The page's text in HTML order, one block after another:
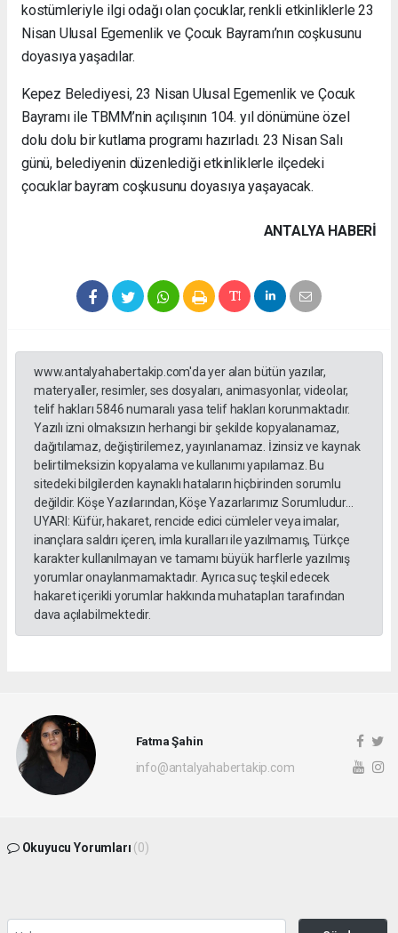
kostümleriyle ilgi odağı olan çocuklar, renkli etkinliklerle 23
Nisan Ulusal Egemenlik ve Çocuk Bayramı’nın coşkusunu
doyasıya yaşadılar.
Kepez Belediyesi, 23 Nisan Ulusal Egemenlik ve Çocuk
Bayramı ile TBMM’nin açılışının 104. yıl dönümüne özel
dolu dolu bir kutlama programı hazırladı. 23 Nisan Salı
günü, belediyenin düzenlediği etkinliklerle ilçedeki
çocuklar bayram coşkusunu doyasıya yaşayacak.
ANTALYA HABERİ
www.antalyahabertakip.com'da yer alan bütün yazılar,
materyaller, resimler, ses dosyaları, animasyonlar, videolar,
telif hakları 5846 numaralı yasa telif hakları korunmaktadır.
Yazılı izni olmaksızın herhangi bir şekilde kopyalanamaz,
dağıtılamaz, değiştirilemez, yayınlanamaz. İzinsiz ve kaynak
belirtilmeksizin kopyalama ve kullanımı yapılamaz. Bu
sitedeki bilgilerden kaynaklı hataların hiçbirinden sorumlu
değildir. Köşe Yazılarından, Köşe Yazarlarımız Sorumludur...
UYARI: Küfür, hakaret, rencide edici cümleler veya imalar,
inançlara saldırı içeren, imla kuralları ile yazılmamış, Türkçe
karakter kullanılmayan ve tamamı büyük harflerle yazılmış
yorumlar onaylanmamaktadır. Ayrıca suç teşkil edecek
hakaret içerikli yorumlar hakkında muhatapları tarafından
dava açılabilmektedir.
Fatma Şahin
info@antalyahabertakip.com
Okuyucu Yorumları (0)